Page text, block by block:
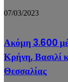
07/03/2023
Ακόμη 3.600
Κρήνη, Βασιλί
Θεσσαλίας